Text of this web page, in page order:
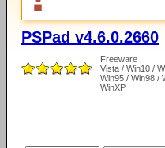
PSPad v4.6.0.2660
Freeware
Vista / Win10 /
Win95 / Win98 /
WinXP